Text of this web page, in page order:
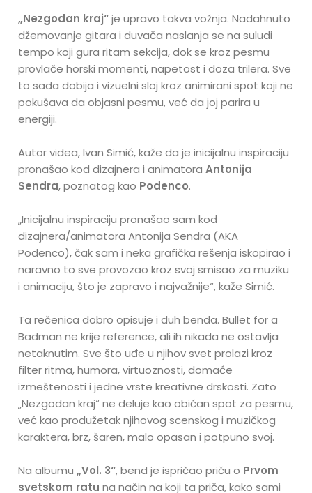
„Nezgodan kraj“je upravo takva vožnja. Nadahnuto
džemovanje gitara i duvača naslanja se na suludi
tempo koji gura ritam sekcija, dok se kroz pesmu
provlače horski momenti, napetost i doza trilera. Sve
to sada dobija i vizuelni sloj kroz animirani spot koji ne
pokušava da objasni pesmu, već da joj parira u
energiji.
Autor videa, Ivan Simić, kaže da je inicijalnu inspiraciju
pronašao kod dizajnera i animatoraAntonija
Sendra, poznatog kao Podenco.
„Inicijalnu inspiraciju pronašao sam kod
dizajnera/animatora Antonija Sendra (AKA
Podenco), čak sam i neka grafička rešenja iskopirao i
naravno to sve provozao kroz svoj smisao za muziku
i animaciju, što je zapravo i najvažnije“, kaže Simić.
Ta rečenica dobro opisuje i duh benda. Bullet for a
Badman ne krije reference, ali ih nikada ne ostavlja
netaknutim. Sve što uđe u njihov svet prolazi kroz
filter ritma, humora, virtuoznosti, domaće
izmeštenosti i jedne vrste kreativne drskosti. Zato
„Nezgodan kraj“ ne deluje kao običan spot za pesmu,
već kao produžetak njihovog scenskog i muzičkog
karaktera, brz, šaren, malo opasan i potpuno svoj.
Na albumu„Vol. 3“, bend je ispričao priču o Prvom
svetskom ratu na način na koji ta priča, kako sami